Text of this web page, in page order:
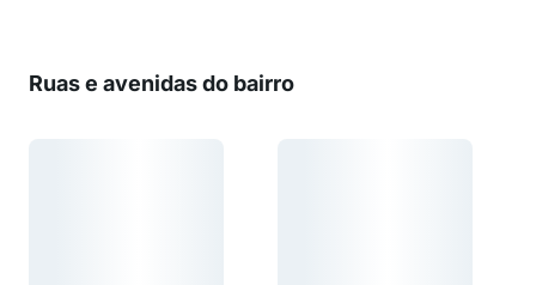
Ruas e avenidas do bairro